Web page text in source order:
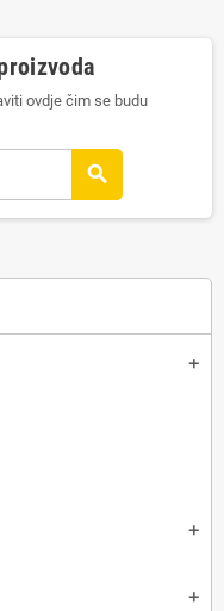
add
add
add
ovdje čim se budu
search